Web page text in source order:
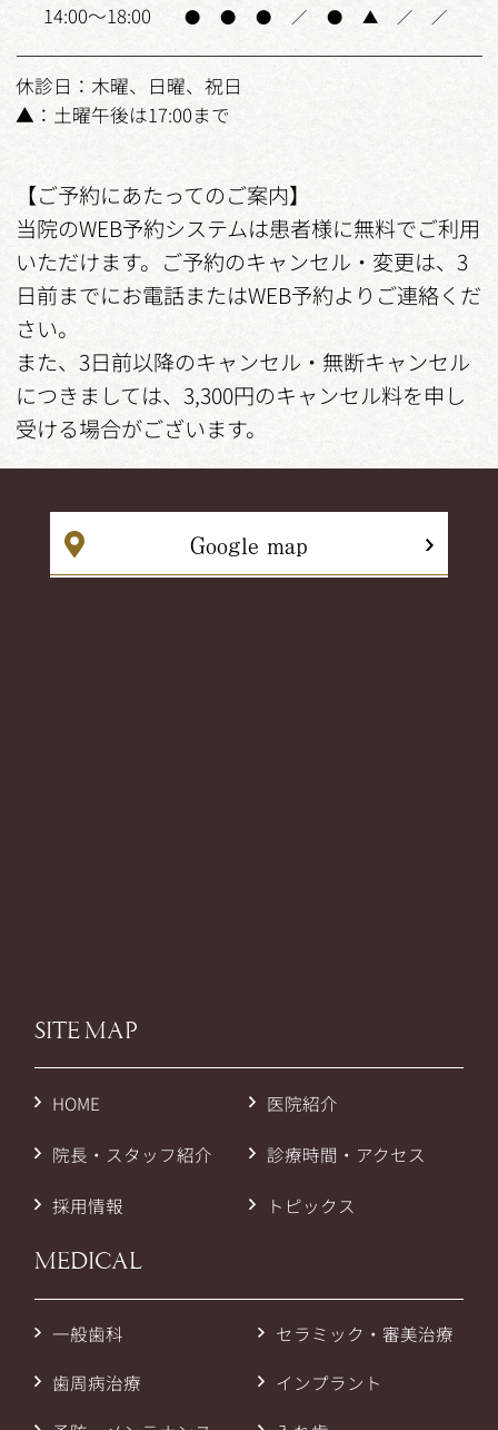
14:00～18:00 ● ● ● ／ ● ▲ ／ ／
休診日：木曜、日曜、祝日
▲：土曜午後は17:00まで
【ご予約にあたってのご案内】
当院のWEB予約システムは患者様に無料でご利用
いただけます。ご予約のキャンセル・変更は、3
日前までにお電話またはWEB予約よりご連絡くだ
さい。
また、3日前以降のキャンセル・無断キャンセル
につきましては、3,300円のキャンセル料を申し
受ける場合がございます。
Google map
SITE MAP
HOME 医院紹介
院長・スタッフ紹介 診療時間・アクセス
採用情報 トピックス
MEDICAL
一般歯科
歯周病治療
セラミック・審美治療
インプラント